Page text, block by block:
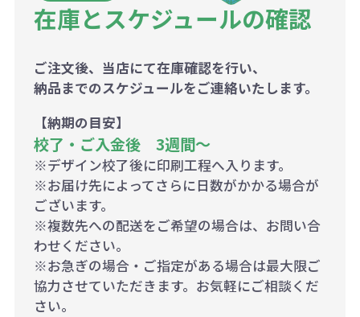
在庫とスケジュールの確認
ご注文後、当店にて在庫確認を行い、
納品までのスケジュールをご連絡いたします。
【納期の目安】
校了・ご入金後 3週間～
※デザイン校了後に印刷工程へ入ります。
※お届け先によってさらに日数がかかる場合が
ございます。
※複数先への配送をご希望の場合は、お問い合
わせください。
※お急ぎの場合・ご指定がある場合は最大限ご
協力させていただきます。お気軽にご相談くだ
さい。